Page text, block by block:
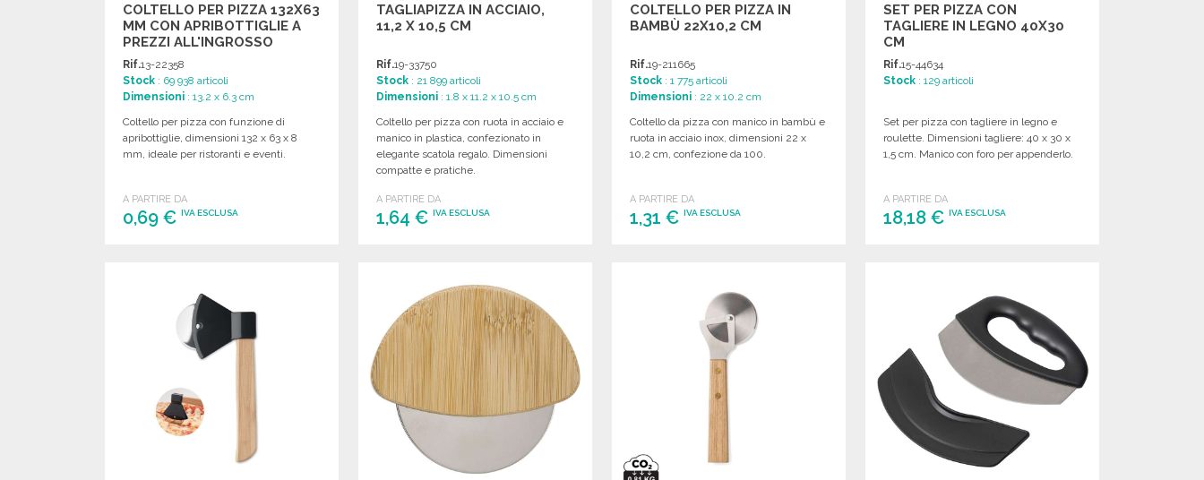
COLTELLO PER PIZZA 132X63
MM CON APRIBOTTIGLIE A
PREZZI ALL'INGROSSO
Rif.13-22358
Stock : 69 938 articoli
Dimensioni : 13.2 x 6.3 cm
Coltello per pizza con funzione di
apribottiglie, dimensioni 132 x 63 x 8
mm, ideale per ristoranti e eventi.
A PARTIRE DA
0,69 € IVA ESCLUSA
TAGLIAPIZZA IN ACCIAIO,
11,2 X 10,5 CM
Rif.19-33750
Stock : 21 899 articoli
Dimensioni : 1.8 x 11.2 x 10.5 cm
Coltello per pizza con ruota in acciaio e
manico in plastica, confezionato in
elegante scatola regalo. Dimensioni
compatte e pratiche.
A PARTIRE DA
1,64 €IVA ESCLUSA
Richiedi un preventivo
COLTELLO PER PIZZA IN
BAMBÙ 22X10,2 CM
Rif.19-211665
Stock : 1 775 articoli
Dimensioni : 22 x 10.2 cm
Coltello da pizza con manico in bambù e
ruota in acciaio inox, dimensioni 22 x
10,2 cm, confezione da 100.
A PARTIRE DA
1,31 €IVA ESCLUSA
SET PER PIZZA CON
TAGLIERE IN LEGNO 40X30
CM
Rif.15-44634
Stock : 129 articoli
Set per pizza con tagliere in legno e
roulette. Dimensioni tagliere: 40 x 30 x
1,5 cm. Manico con foro per appenderlo.
A PARTIRE DA
18,18 €IVA ESCLUSA